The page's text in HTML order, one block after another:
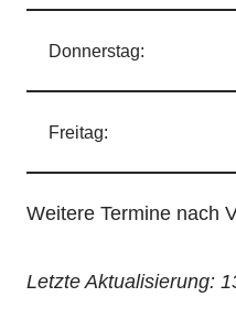
Donnerstag:
Freitag:
Weitere Termine nach
Letzte Aktualisierung: